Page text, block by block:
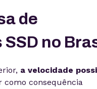
de
no
a velocidade
como consequência